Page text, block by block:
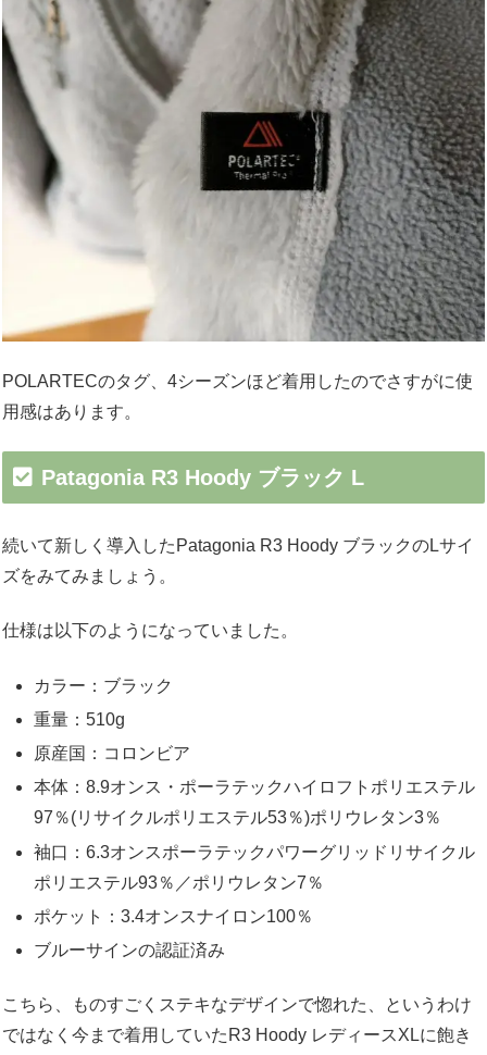
POLARTECのタグ、4シーズンほど着用したのでさすがに使
用感はあります。
Patagonia R3 Hoody ブラック L
続いて新しく導入したPatagonia R3 Hoody ブラックのLサイ
ズをみてみましょう。
仕様は以下のようになっていました。
カラー：ブラック
重量：510g
原産国：コロンビア
本体：8.9オンス・ポーラテックハイロフトポリエステル
97％(リサイクルポリエステル53％)ポリウレタン3％
袖口：6.3オンスポーラテックパワーグリッドリサイクル
ポリエステル93％／ポリウレタン7％
ポケット：3.4オンスナイロン100％
ブルーサインの認証済み
こちら、ものすごくステキなデザインで惚れた、というわけ
ではなく今まで着用していたR3 Hoody レディースXLに飽き